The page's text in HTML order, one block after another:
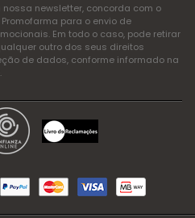
newsletter, concorda com o
para o envio de
Em todo o caso, pode retirar
outro dos seus direitos
de dados, conforme informado na
.